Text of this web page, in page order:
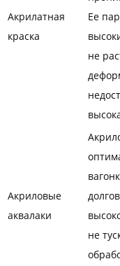
Акрилатная
краска
Ее
не
Акриловые
аквалаки
не